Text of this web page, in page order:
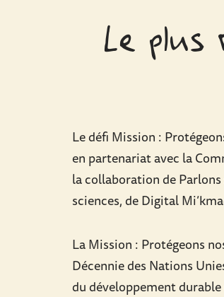
Le
Le défi Mission :
en partenariat avec la
la collaboration de Parlons
sciences, de Digital
La Mission : Protégeons
Décennie des Nations
du développement